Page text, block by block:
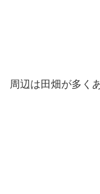
周辺は田畑が多く